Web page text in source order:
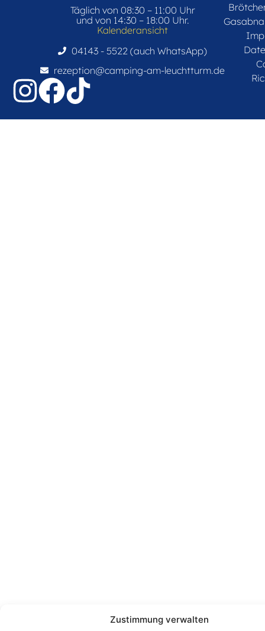
Zustimmung verwalten
Täglich von 08:30 – 11:00 Uhr
und von 14:30 – 18:00 Uhr.
Kalenderansicht
04143 - 5522 (auch WhatsApp)
rezeption@camping-am-leuchtturm.de